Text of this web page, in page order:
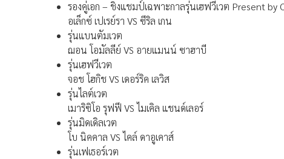
รองคู่เอก – ชิงแชมป์เฉพาะกาลรุ่นเฮฟวีเวต Present by
อเล็กซ์ เปเรย์รา VS ซีริล เกน
รุ่นแบนตัมเวต
ฌอน โอมัลลีย์ VS อายแมนน์ ซาฮาบี
รุ่นเฮฟวีเวต
จอช โฮกิช VS เดอร์ริค เลวิส
รุ่นไลต์เวต
เมาริซิโอ รุฟฟี VS ไมเคิล แชนด์เลอร์
รุ่นมิดเดิลเวต
โบ นิคคาล VS ไคล์ ดาอูเคาส์
รุ่นเฟเธอร์เวต